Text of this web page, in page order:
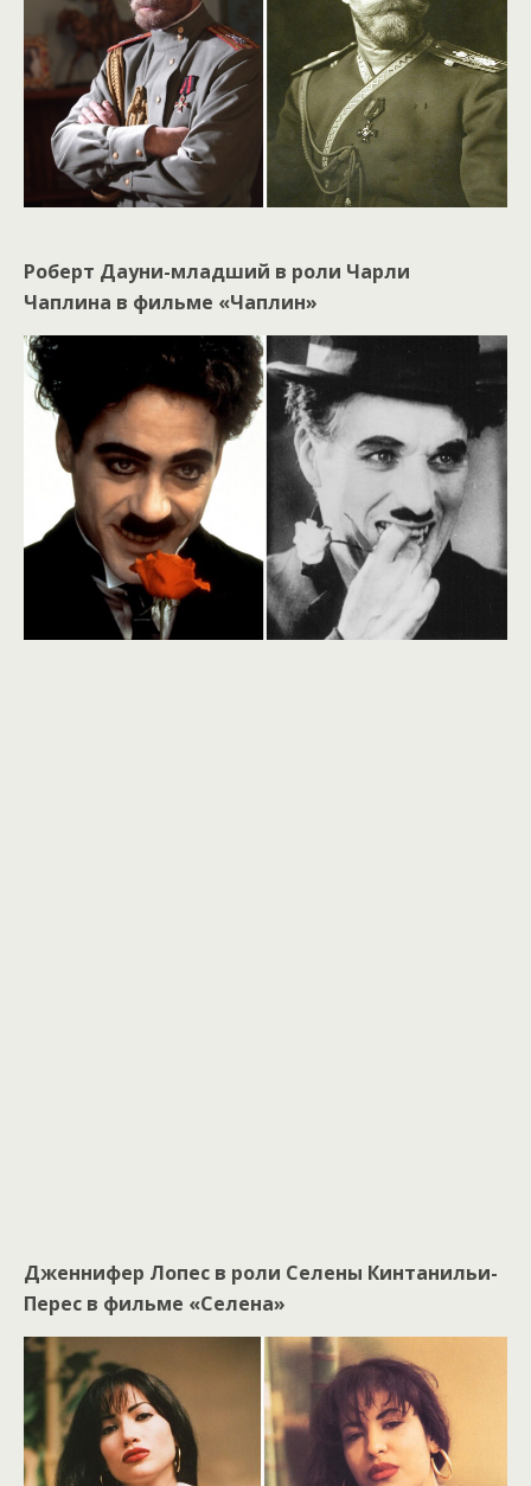
Роберт Дауни-младший в роли Чарли
Чаплина в фильме «Чаплин»
Дженнифер Лопес в роли Селены Кинтанильи-
Перес в фильме «Селена»